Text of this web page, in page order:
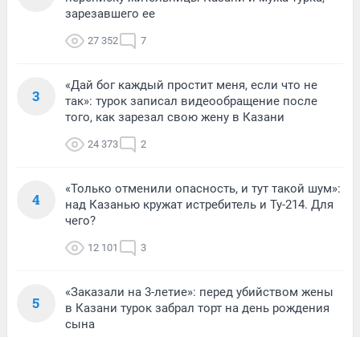
зарезавшего ее
27 352 7
3
«Дай бог каждый простит меня, если что не
так»: турок записал видеообращение после
того, как зарезал свою жену в Казани
24 373 2
4
«Только отменили опасность, и тут такой шум»:
над Казанью кружат истребитель и Ту-214. Для
чего?
12 101 3
5
«Заказали на 3-летие»: перед убийством жены
в Казани турок забрал торт на день рождения
сына